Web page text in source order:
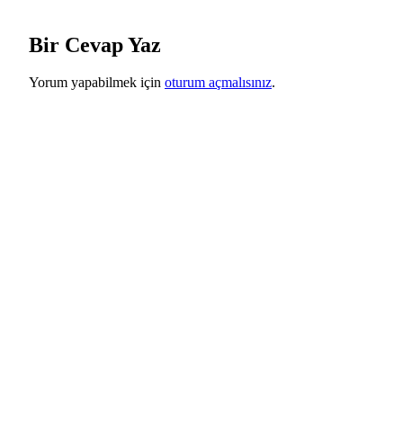
Bir Cevap Yaz
Yorum yapabilmek için oturum açmalısınız.